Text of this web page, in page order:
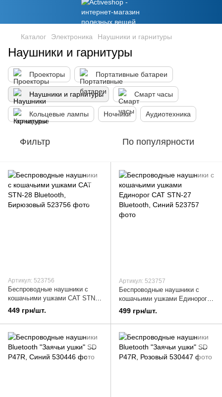
Каталог Электроника Наушники и гарнитуры
Наушники и гарнитуры
Проекторы Портативные батареи
Наушники и гарнитуры Смарт часы
Кольцевые лампы Ночники Аудиотехника
Фильтр По популярности
Артикул: 523756
Беспроводные наушники с
кошачьими ушками CAT STN-
28 Bluetooth, Бирюзовый
449 грн/шт.
Артикул: 523757
Беспроводные наушники с
кошачьими ушками Единорог
CAT STN-27 Bluetooth, Синий
499 грн/шт.